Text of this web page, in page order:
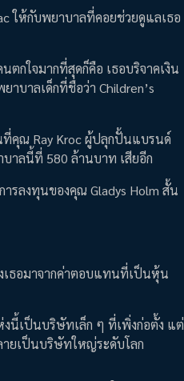
ให้กับพยาบาลที่คอยช่วยดูแลเธอ
ตกใจมากที่สุดก็คือ เธอบริจาคเงิน
าบาลเด็กที่ชื่อว่า Children’s
ที่คุณ Ray Kroc ผู้ปลุกปั้นแบรนด์
บาลนี้ที่ 580 ล้านบาท เสียอีก
รลงทุนของคุณ Gladys Holm สั้น
เธอมาจากค่าตอบแทนที่เป็นหุ้น
นี้เป็นบริษัทเล็ก ๆ ที่เพิ่งก่อตั้ง แต่
ยเป็นบริษัทใหญ่ระดับโลก